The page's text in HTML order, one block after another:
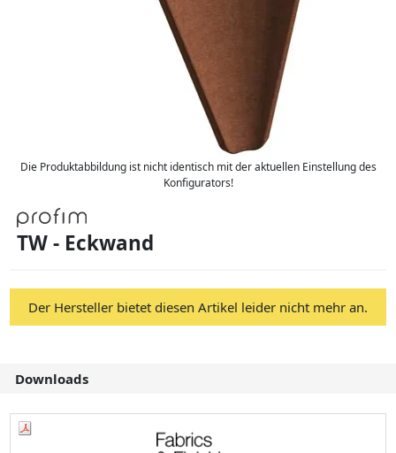
Die Produktabbildung ist nicht identisch mit der aktuellen Einstellung des
Konfigurators!
TW - Eckwand
Der Hersteller bietet diesen Artikel leider nicht mehr an.
Downloads